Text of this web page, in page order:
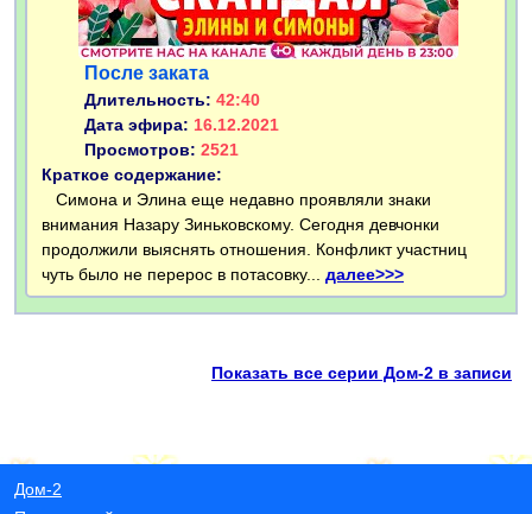
После заката
Длительность: 42:40
Дата эфира: 16.12.2021
Просмотров: 2521
Краткое содержание:
Симона и Элина еще недавно проявляли знаки
внимания Назару Зиньковскому. Сегодня девчонки
продолжили выяснять отношения. Конфликт участниц
чуть было не перерос в потасовку... далее>>>
Показать все серии Дом-2 в записи
Дом-2